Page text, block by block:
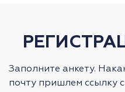
Заполните анкету.
почту пришлем ссылку